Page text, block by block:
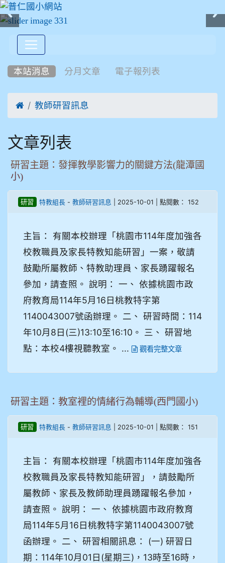
本站消息 分月文章 電子報列表
 教師研習訊息
文章列表
研習主題：發揮教學影響力的關鍵方法(龍潭國
小)
研習 特教組長 - 教師研習訊息 | 2025-10-01 | 點閱數： 152
主旨： 有關本校辦理「桃園市114年度加強各
校教職員及家長特教知能研習」一案，敬請
鼓勵所屬教師、特教助理員、家長踴躍報名
參加，請查照。 說明： 一、 依據桃園市政
府教育局114年5月16日桃教特字第
1140043007號函辦理。 二、 研習時間：114
年10月8日(三)13:10至16:10。 三、 研習地
點：本校4樓視聽教室。 ...
觀看完整文章
研習主題：教室裡的情緒行為輔導(西門國小)
研習 特教組長 - 教師研習訊息 | 2025-10-01 | 點閱數： 151
主旨： 有關本校辦理「桃園市114年度加強各
校教職員及家長特教知能研習」，請鼓勵所
屬教師、家長及教師助理員踴躍報名參加，
請查照。 說明： 一、 依據桃園市政府教育
局114年5月16日桃教特字第1140043007號
函辦理。 二、 研習相關訊息： (一) 研習日
期：114年10月01日(星期三)，13時至16時，